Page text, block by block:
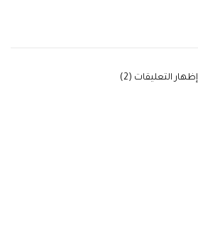
‫إظهار التعليقات (2)